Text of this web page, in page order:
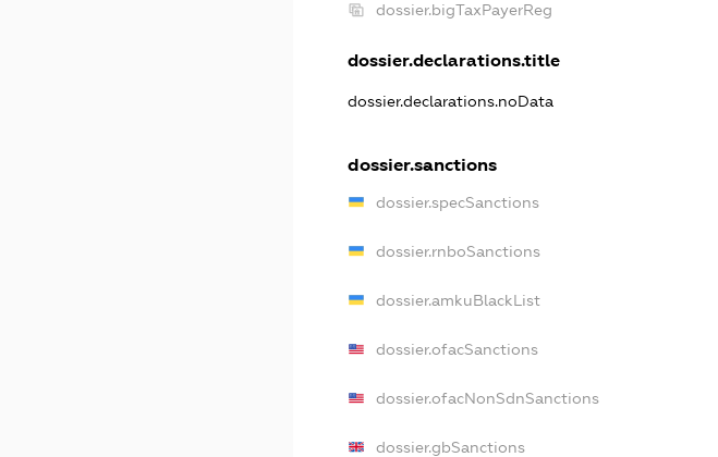
dossier.bigTaxPayerReg
dossier.declarations.title
dossier.declarations.noData
dossier.sanctions
dossier.specSanctions
dossier.rnboSanctions
dossier.amkuBlackList
dossier.ofacSanctions
dossier.ofacNonSdnSanctions
dossier.gbSanctions